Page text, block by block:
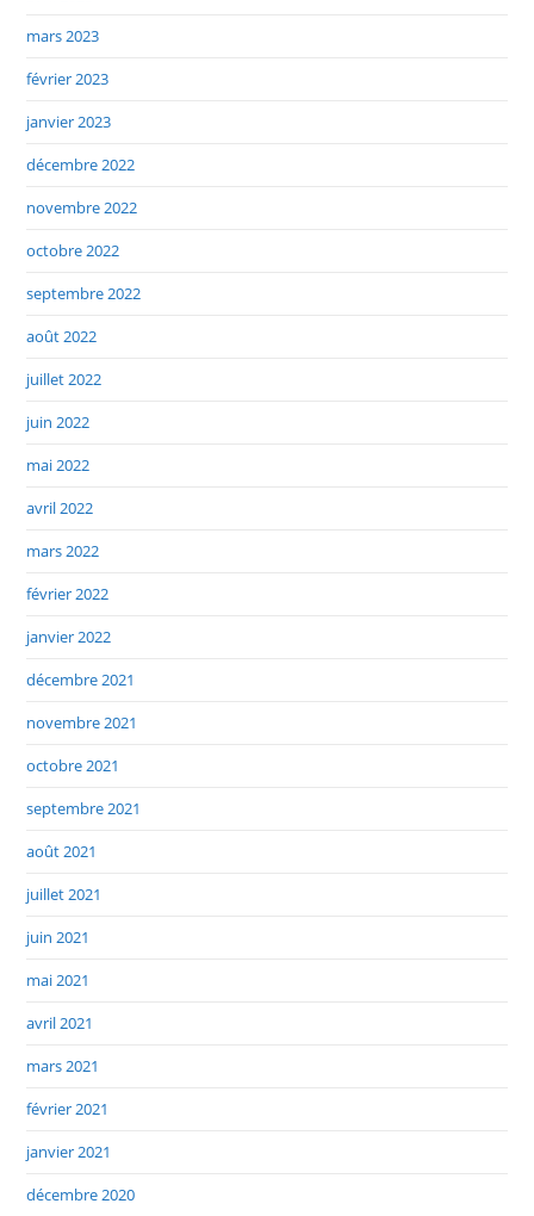
mars 2023
février 2023
janvier 2023
décembre 2022
novembre 2022
octobre 2022
septembre 2022
août 2022
juillet 2022
juin 2022
mai 2022
avril 2022
mars 2022
février 2022
janvier 2022
décembre 2021
novembre 2021
octobre 2021
septembre 2021
août 2021
juillet 2021
juin 2021
mai 2021
avril 2021
mars 2021
février 2021
janvier 2021
décembre 2020